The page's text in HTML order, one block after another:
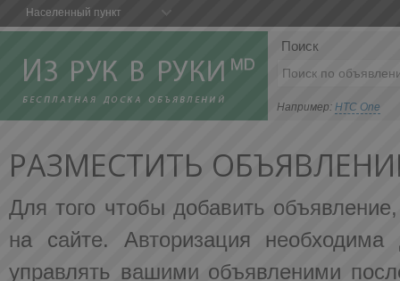
Поиск
Например: HTC One
РАЗМЕСТИТЬ
Для того чтобы добавить
на сайте. Авторизация
управлять вашими объявленими
Населенный пункт